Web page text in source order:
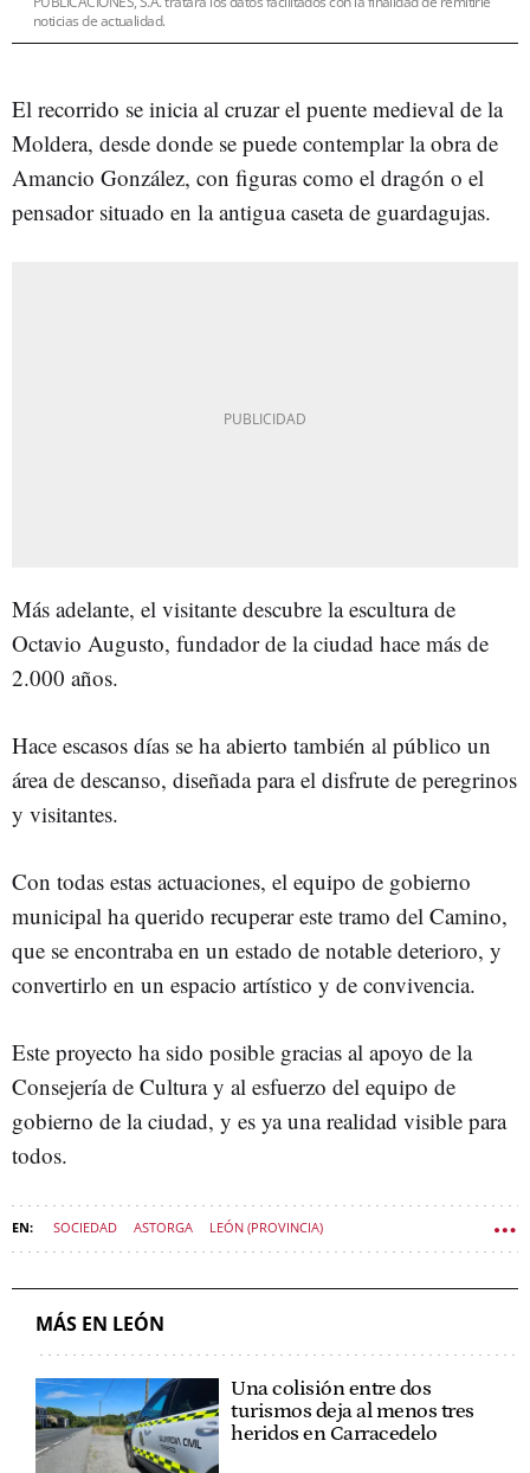
noticias de actualidad.
El recorrido se inicia al cruzar el puente medieval de la
Moldera, desde donde se puede contemplar la obra de
Amancio González, con figuras como el dragón o el
pensador situado en la antigua caseta de guardagujas.
Más adelante, el visitante descubre la escultura de
Octavio Augusto, fundador de la ciudad hace más de
2.000 años.
Hace escasos días se ha abierto también al público un
área de descanso, diseñada para el disfrute de peregrinos
y visitantes.
Con todas estas actuaciones, el equipo de gobierno
municipal ha querido recuperar este tramo del Camino,
que se encontraba en un estado de notable deterioro, y
convertirlo en un espacio artístico y de convivencia.
Este proyecto ha sido posible gracias al apoyo de la
Consejería de Cultura y al esfuerzo del equipo de
gobierno de la ciudad, y es ya una realidad visible para
todos.
SOCIEDAD ASTORGA LEÓN (PROVINCIA)
MÁS EN LEÓN
Una colisión entre dos
turismos deja al menos tres
heridos en Carracedelo